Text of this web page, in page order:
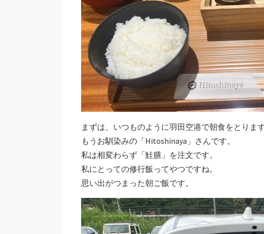
まずは、いつものように羽田空港で朝食をとります
もうお馴染みの「Hitoshinaya」さんです。
私は相変わらず「鮭膳」を注文です。
私にとっての修行飯ってやつですね。
思い出がつまった朝ご飯です。